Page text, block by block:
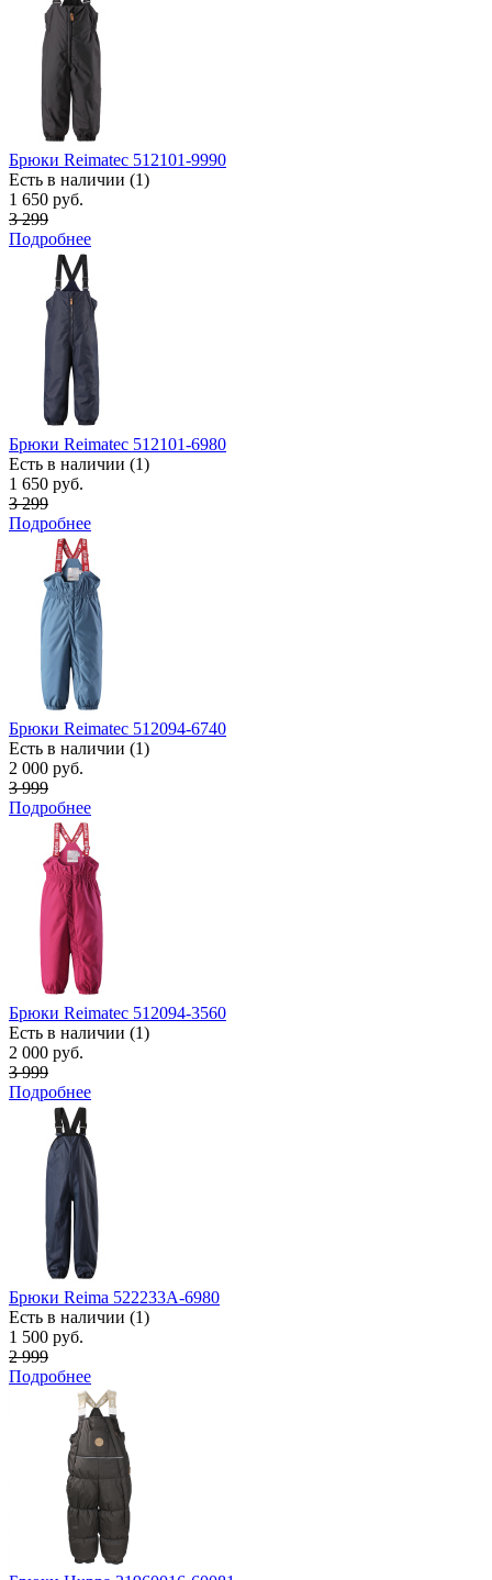
Брюки Reimatec 512101-9990
Есть в наличии (1)
1 650 руб.
3 299
Подробнее
Брюки Reimatec 512101-6980
Есть в наличии (1)
1 650 руб.
3 299
Подробнее
Брюки Reimatec 512094-6740
Есть в наличии (1)
2 000 руб.
3 999
Подробнее
Брюки Reimatec 512094-3560
Есть в наличии (1)
2 000 руб.
3 999
Подробнее
Брюки Reima 522233А-6980
Есть в наличии (1)
1 500 руб.
2 999
Подробнее